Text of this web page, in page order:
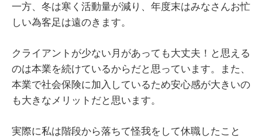
一方、冬は寒く活動量が減り、年度末はみなさんお忙
しい為客足は遠のきます。
クライアントが少ない月があっても大丈夫！と思える
のは本業を続けているからだと思っています。また、
本業で社会保険に加入しているため安心感が大きいの
も大きなメリットだと思います。
実際に私は階段から落ちて怪我をして休職したこと